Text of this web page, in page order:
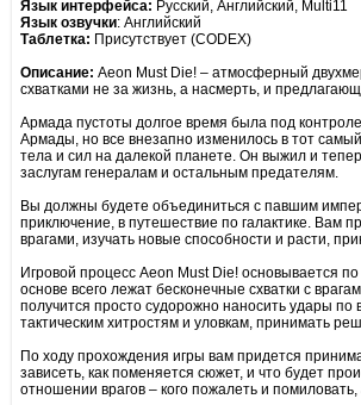
Язык интерфейса: Русский, Английский, Multi11
Язык озвучки: Английский
Таблетка: Присутствует (CODEX)
Описание: Aeon Must Die! – атмосферный
схватками не за жизнь, а насмерть, и
Армада пустоты долгое время была под
Армады, но все внезапно изменилось в тот
тела и сил на далекой планете. Он выжил и
заслугам генералам и остальным предателям.
Вы должны будете объединиться с павшим
приключение, в путешествие по галактике. Вам
врагами, изучать новые способности и расти,
Игровой процесс Aeon Must Die! основывается
основе всего лежат бесконечные схватки с
получится просто судорожно наносить удары по
тактическим хитростям и уловкам, принимать
По ходу прохождения игры вам придется
зависеть, как поменяется сюжет, и что будет
отношении врагов – кого пожалеть и помиловать,